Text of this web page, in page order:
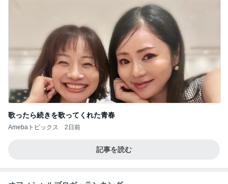
歌ったら続きを歌ってくれた青春
Amebaトピックス 2日前
記事を読む